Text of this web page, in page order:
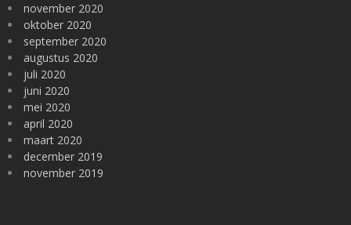
november 2020
oktober 2020
september 2020
augustus 2020
juli 2020
juni 2020
mei 2020
april 2020
maart 2020
december 2019
november 2019